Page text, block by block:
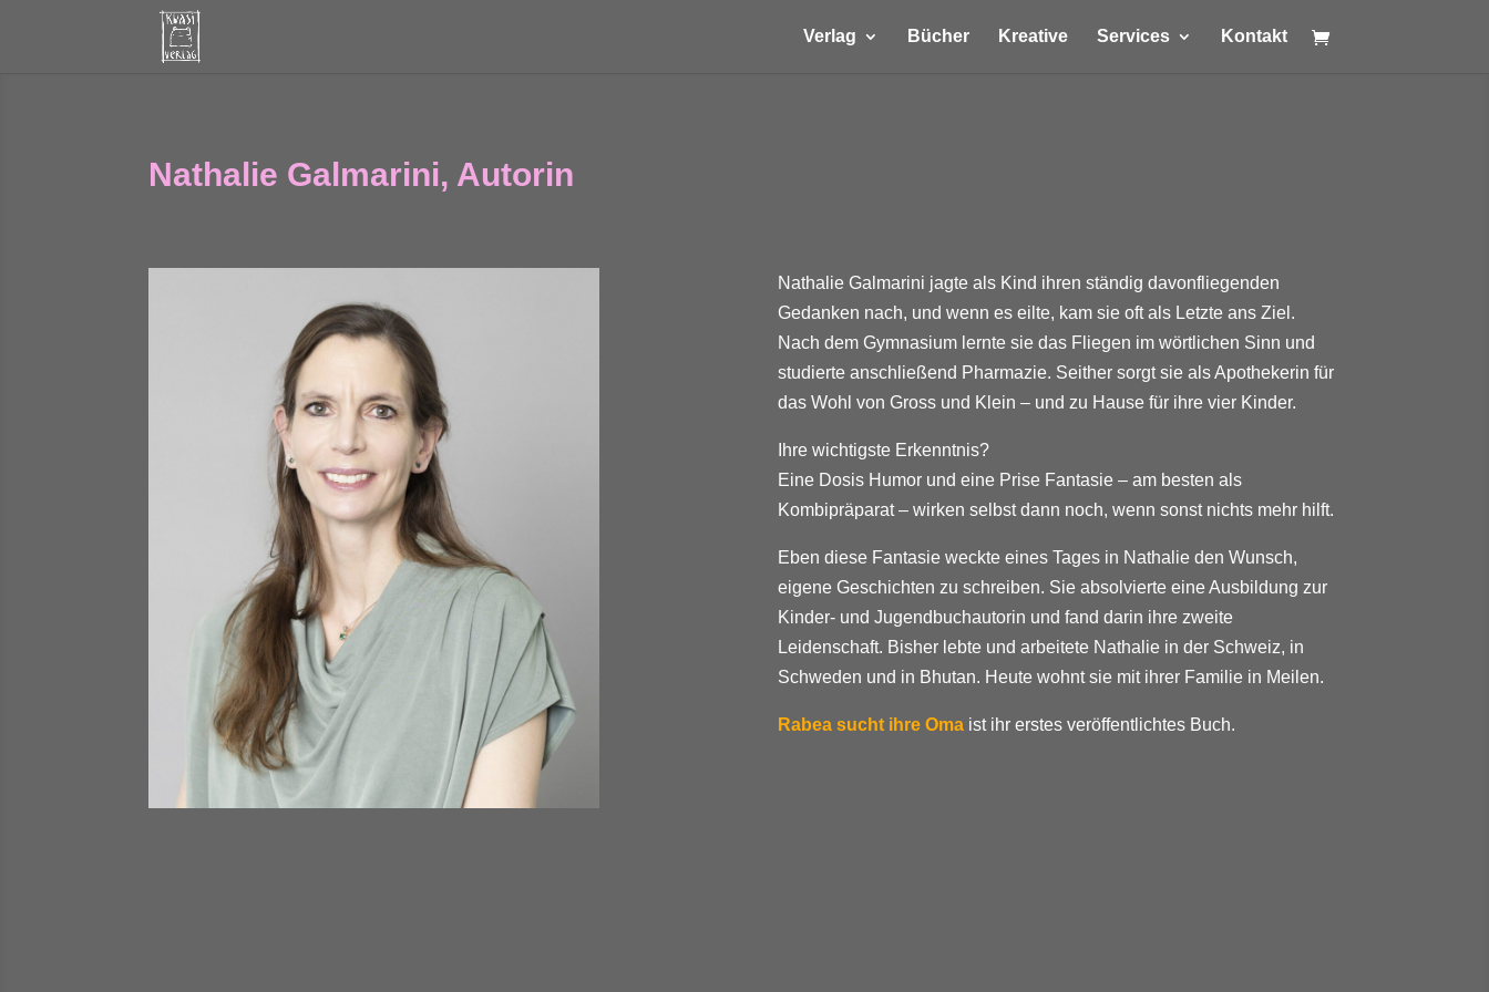
Verlag Bücher Kreative Services Kontakt
Nathalie Galmarini, Autorin
Nathalie Galmarini jagte als Kind ihren ständig davonfliegenden
Gedanken nach, und wenn es eilte, kam sie oft als Letzte ans Ziel.
Nach dem Gymnasium lernte sie das Fliegen im wörtlichen Sinn und
studierte anschließend Pharmazie. Seither sorgt sie als Apothekerin für
das Wohl von Gross und Klein – und zu Hause für ihre vier Kinder.
Ihre wichtigste Erkenntnis?
Eine Dosis Humor und eine Prise Fantasie – am besten als
Kombipräparat – wirken selbst dann noch, wenn sonst nichts mehr hilft.
Eben diese Fantasie weckte eines Tages in Nathalie den Wunsch,
eigene Geschichten zu schreiben. Sie absolvierte eine Ausbildung zur
Kinder- und Jugendbuchautorin und fand darin ihre zweite
Leidenschaft. Bisher lebte und arbeitete Nathalie in der Schweiz, in
Schweden und in Bhutan. Heute wohnt sie mit ihrer Familie in Meilen.
Rabea sucht ihre Omaist ihr erstes veröffentlichtes Buch.